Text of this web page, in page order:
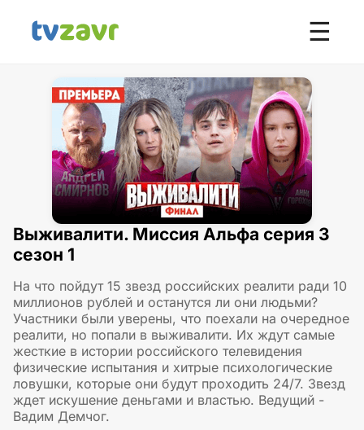
☰
Выживалити. Миссия Альфа серия 3
сезон 1
На что пойдут 15 звезд российских реалити ради 10
миллионов рублей и останутся ли они людьми?
Участники были уверены, что поехали на очередное
реалити, но попали в выживалити. Их ждут самые
жесткие в истории российского телевидения
физические испытания и хитрые психологические
ловушки, которые они будут проходить 24/7. Звезд
ждет искушение деньгами и властью. Ведущий -
Вадим Демчог.